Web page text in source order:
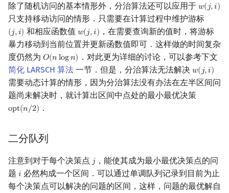
除了随机访问的基本情形外，分治算法还可以应用于 𝑤(𝑗,𝑖)
w(j,i)
只支持移动访问的情形．只需要在计算过程中维护游标
(𝑗,𝑖)
(j,i) 和相应函数值 𝑤(𝑗,𝑖)
w(j,i)
，在需要查询新的值时，将游标
暴力移动到当前位置并更新函数值即可．这样做的时间复杂
度仍然为 𝑂(𝑛log𝑛)
O(nlogn)
．对此更为详细的讨论，可以参考下文
简化 LARSCH 算法 一节．但是，分治算法无法解决 𝑤(𝑗,𝑖)
w(j,i)
需要动态计算的情形，因为分治算法没有办法在左半区间问
题尚未解决时，就计算出区间中点处的最小最优决策
opt(𝑛/2)
opt(n/2) ．
二分队列
注意到对于每个决策点 𝑗
j，能使其成为最小最优决策点的问
题 𝑖
i 必然构成一个区间．可以通过单调队列记录到目前为止
每个决策点可以解决的问题的区间，这样，问题的最优解自